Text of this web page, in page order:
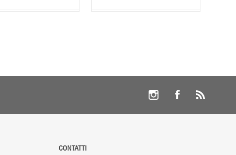
CONTATTI